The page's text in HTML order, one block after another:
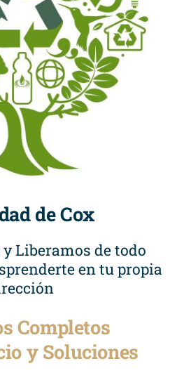
de Cox
y Liberamos de todo
en tu propia
Completos
y Soluciones